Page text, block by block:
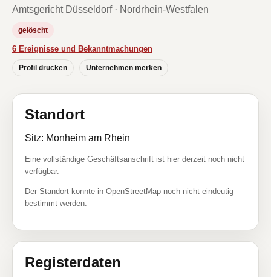
Amtsgericht Düsseldorf · Nordrhein-Westfalen
gelöscht
6 Ereignisse und Bekanntmachungen
Profil drucken Unternehmen merken
Standort
Sitz: Monheim am Rhein
Eine vollständige Geschäftsanschrift ist hier derzeit noch nicht
verfügbar.
Der Standort konnte in OpenStreetMap noch nicht eindeutig
bestimmt werden.
Registerdaten